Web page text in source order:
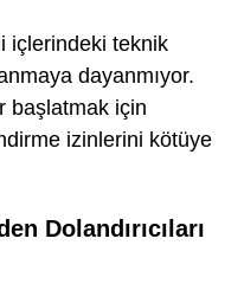
içlerindeki teknik
dayanmıyor.
başlatmak için
izinlerini kötüye
Dolandırıcıları